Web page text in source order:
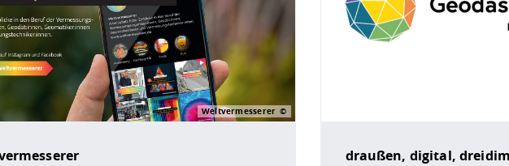
Weltvermesserer
draußen, digital,